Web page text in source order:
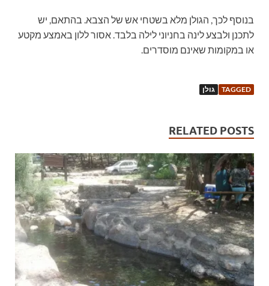
בנוסף לכך, הגולן מלא בשטחי אש של הצבא. בהתאם, יש
לתכנן ולבצע לינה בחניוני לילה בלבד. אסור ללון באמצע מקטע
או במקומות שאינם מוסדרים.
TAGGED גולן
RELATED POSTS